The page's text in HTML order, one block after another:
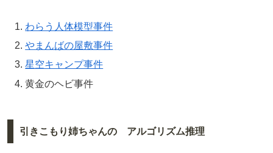
わらう人体模型事件
やまんばの屋敷事件
星空キャンプ事件
黄金のヘビ事件
引きこもり姉ちゃんの アルゴリズム推理